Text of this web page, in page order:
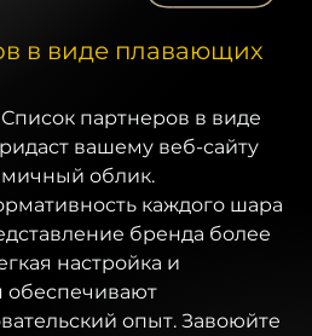
в виде плавающих
партнеров в виде
вашему веб-сайту
облик.
каждого шара
бренда более
настройка и
обеспечивают
опыт. Завоюйте